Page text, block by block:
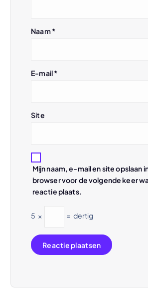
Naam*
E-mail*
Site
Mijn naam, e-mail en site opslaan
browser voor de volgende keer
reactie plaats.
5 × = dertig